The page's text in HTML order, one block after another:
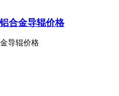
合金导辊价格
导辊价格